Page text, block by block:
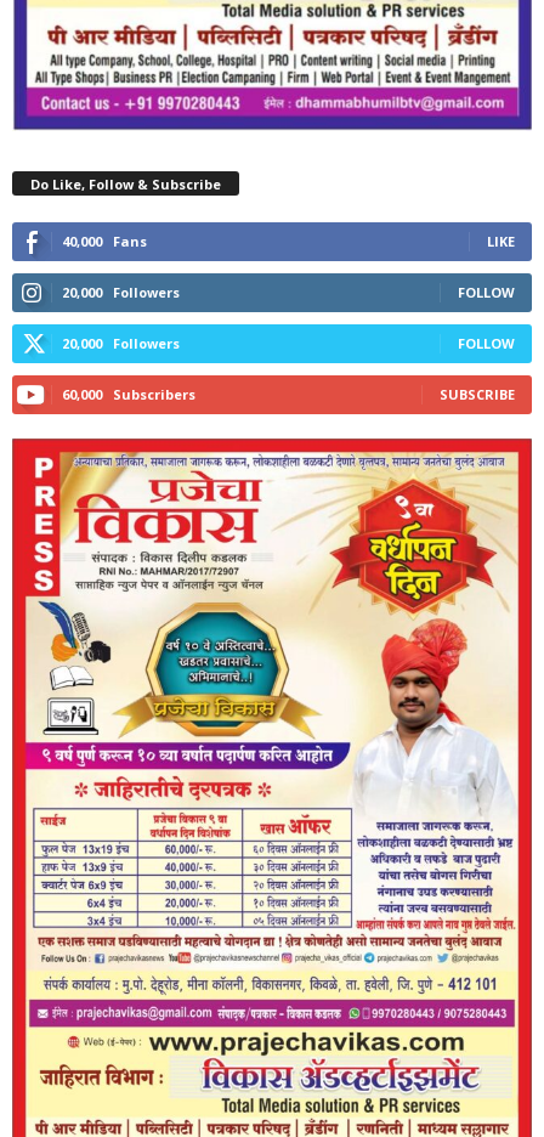
Do Like, Follow & Subscribe
40,000 Fans LIKE
20,000 Followers FOLLOW
20,000 Followers FOLLOW
60,000 Subscribers SUBSCRIBE